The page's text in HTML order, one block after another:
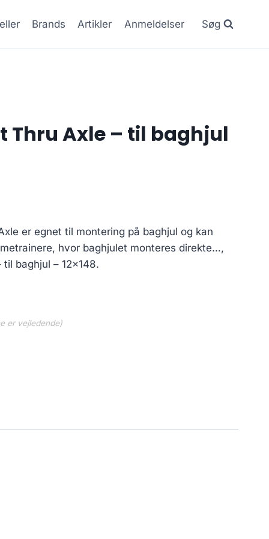
Brands Artikler Anmeldelser Søg
Thru Axle – til baghjul
er egnet til montering på baghjul og kan
hvor baghjulet monteres direkte…,
baghjul – 12×148.
er vejledende)